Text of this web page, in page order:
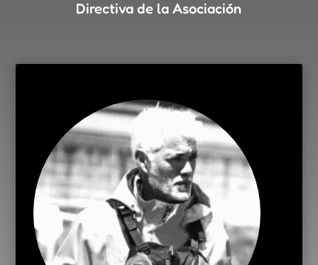
Directiva de la Asociación